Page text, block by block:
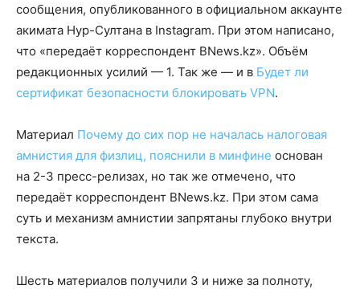
сообщения, опубликованного в официальном аккаунте
акимата Нур-Султана в Instagram. При этом написано,
что «передаёт корреспондент BNews.kz». Объём
редакционных усилий — 1. Так же — и в Будет ли
сертификат безопасности блокировать VPN.
Материал Почему до сих пор не началась налоговая
амнистия для физлиц, пояснили в минфине основан
на 2-3 пресс-релизах, но так же отмечено, что
передаёт корреспондент BNews.kz. При этом сама
суть и механизм амнистии запрятаны глубоко внутри
текста.
Шесть материалов получили 3 и ниже за полноту,